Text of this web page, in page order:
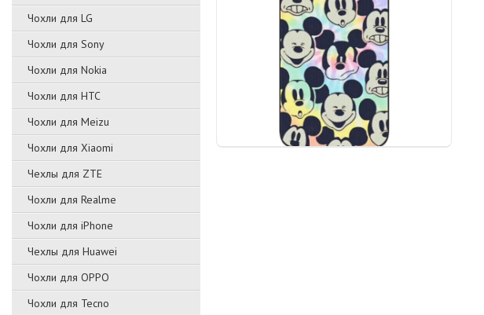
Чохли для LG
Чохли для Sony
Чохли для Nokia
Чохли для HTC
Чохли для Meizu
Чохли для Xiaomi
Чехлы для ZTE
Чохли для Realme
Чохли для iPhone
Чехлы для Huawei
Чохли для OPPO
Чохли для Tecno